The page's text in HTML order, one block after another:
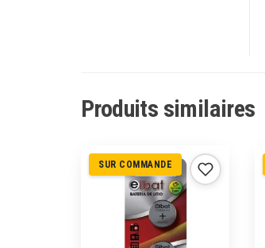
Produits similaires
SUR COMMANDE